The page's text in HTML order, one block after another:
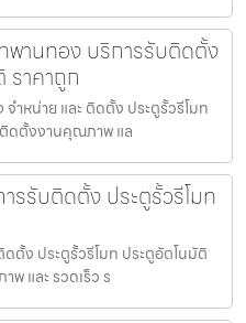
พานทอง บริการรับติดตั้ง
ราคาถูก
ำหน่าย และ ติดตั้ง ประตูรั้วรีโมท
ดตั้งงานคุณภาพ แล
รรับติดตั้ง ประตูรั้วรีโมท
ตั้ง ประตูรั้วรีโมท ประตูอัตโนมัติ
และ รวดเร็ว ร